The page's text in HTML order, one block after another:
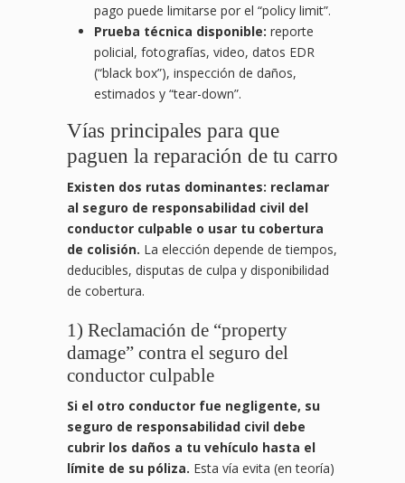
pago puede limitarse por el “policy limit”.
Prueba técnica disponible: reporte
policial, fotografías, video, datos EDR
(“black box”), inspección de daños,
estimados y “tear-down”.
Vías principales para que
paguen la reparación de tu carro
Existen dos rutas dominantes: reclamar
al seguro de responsabilidad civil del
conductor culpable o usar tu cobertura
de colisión. La elección depende de tiempos,
deducibles, disputas de culpa y disponibilidad
de cobertura.
1) Reclamación de “property
damage” contra el seguro del
conductor culpable
Si el otro conductor fue negligente, su
seguro de responsabilidad civil debe
cubrir los daños a tu vehículo hasta el
límite de su póliza. Esta vía evita (en teoría)